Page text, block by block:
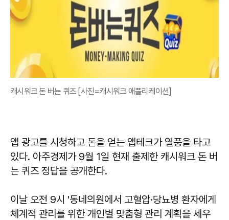
캐시워크 돈 버는 퀴즈 [사진=캐시워크 애플리케이션]
앱 광고를 시청하고 돈을 얻는 앱테크가 열풍을 타고
있다. 아주경제가 9월 1일 현재 출제한 캐시워크 돈 버
는 퀴즈 정답을 공개한다.
이날 오전 9시 '동네의원에서 고혈압·당뇨병 환자에게
체계적 관리를 위한 개인별 맞춤형 관리 계획을 세우